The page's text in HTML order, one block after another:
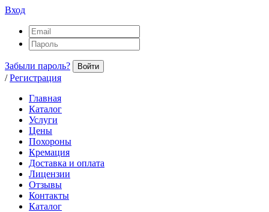
Вход
Забыли пароль? Войти
/ Регистрация
Главная
Каталог
Услуги
Цены
Похороны
Кремация
Доставка и оплата
Лицензии
Отзывы
Контакты
Каталог